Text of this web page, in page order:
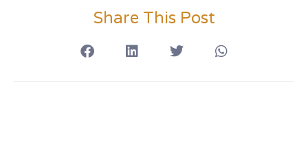
Share This Post